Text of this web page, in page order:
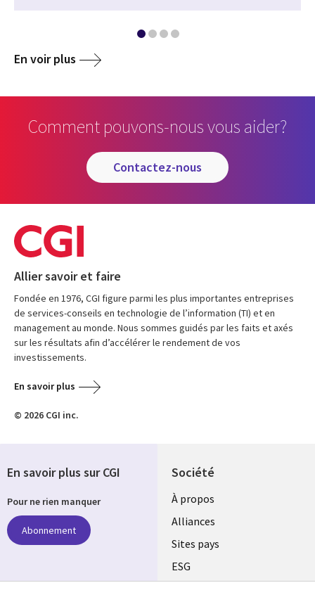
En voir plus
Comment pouvons-nous vous aider?
contactez-nous
Allier savoir et faire
Fondée en 1976, CGI figure parmi les plus importantes entreprises
de services-conseils en technologie de l’information (TI) et en
management au monde. Nous sommes guidés par les faits et axés
sur les résultats afin d’accélérer le rendement de vos
investissements.
En savoir plus
© 2026 CGI inc.
Société
À propos
Alliances
Sites pays
ESG
En savoir plus sur CGI
Pour ne rien manquer
Abonnement